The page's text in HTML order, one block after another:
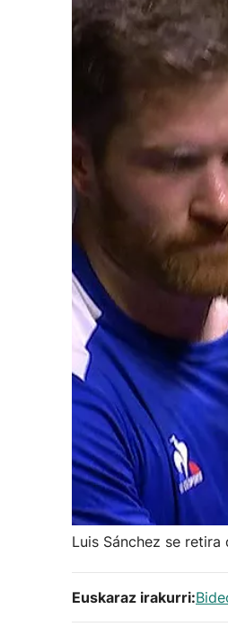
Luis Sánchez se
Euskaraz irakurri: